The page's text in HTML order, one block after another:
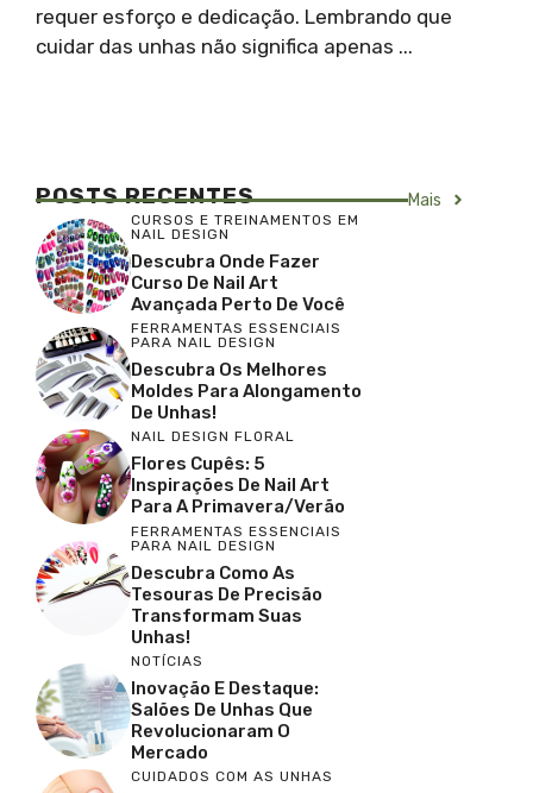
requer esforço e dedicação. Lembrando que
cuidar das unhas não significa apenas ...
POSTS RECENTES Mais
CURSOS E TREINAMENTOS EM
NAIL DESIGN
Descubra Onde Fazer
Curso De Nail Art
Avançada Perto De Você
FERRAMENTAS ESSENCIAIS
PARA NAIL DESIGN
Descubra Os Melhores
Moldes Para Alongamento
De Unhas!
NAIL DESIGN FLORAL
Flores Cupês: 5
Inspirações De Nail Art
Para A Primavera/Verão
FERRAMENTAS ESSENCIAIS
PARA NAIL DESIGN
Descubra Como As
Tesouras De Precisão
Transformam Suas
Unhas!
NOTÍCIAS
Inovação E Destaque:
Salões De Unhas Que
Revolucionaram O
Mercado
CUIDADOS COM AS UNHAS